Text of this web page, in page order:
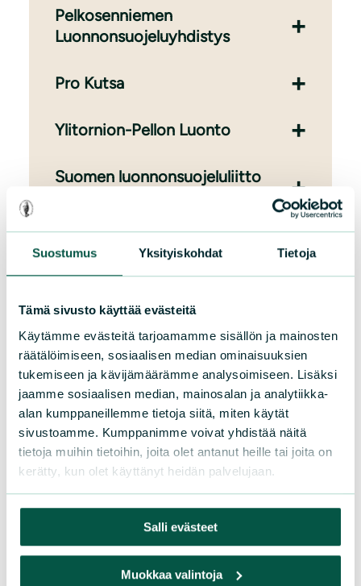
Suostumus Yksityiskohdat Tietoja
Tämä sivusto käyttää evästeitä
Käytämme evästeitä tarjoamamme sisällön ja mainosten
räätälöimiseen, sosiaalisen median ominaisuuksien
tukemiseen ja kävijämäärämme analysoimiseen. Lisäksi
jaamme sosiaalisen median, mainosalan ja analytiikka-
alan kumppaneillemme tietoja siitä, miten käytät
sivustoamme. Kumppanimme voivat yhdistää näitä
tietoja muihin tietoihin, joita olet antanut heille tai joita on
kerätty, kun olet käyttänyt heidän palvelujaan.
Salli evästeet
Muokkaa valintoja
Pelkosenniemen
Luonnonsuojeluyhdistys
Pro Kutsa
Ylitornion-Pellon Luonto
Suomen luonnonsuojeluliitto
Tornion luonnonsuojeluyhdistys
Luonnonsuojeluyhdistys
Katso koko piirin alueen tapahtumat
tapahtumakalenterista
Suomen luonnonsuojeluliiton Lapin